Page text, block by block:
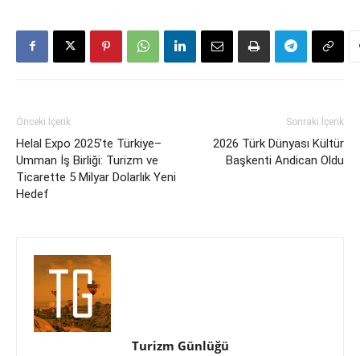
Önceki İçerik
Helal Expo 2025’te Türkiye–
Umman İş Birliği: Turizm ve
Ticarette 5 Milyar Dolarlık Yeni
Hedef
Sonraki İçerik
2026 Türk Dünyası Kültür
Başkenti Andican Oldu
Turizm Günlüğü